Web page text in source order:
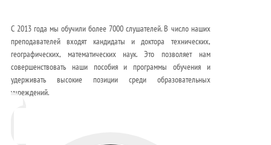
С 2013 года мы обучили более 7000 слушателей. В число наших
преподавателей входят кандидаты и доктора технических,
географических, математических наук. Это позволяет нам
совершенствовать наши пособия и программы обучения и
удерживать высокие позиции среди образовательных
учреждений.